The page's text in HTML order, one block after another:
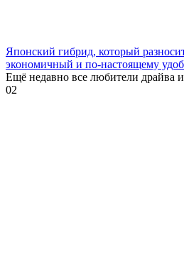
Японский гибрид, который
экономичный и по-настоящему
Ещё недавно все любители драйва
02